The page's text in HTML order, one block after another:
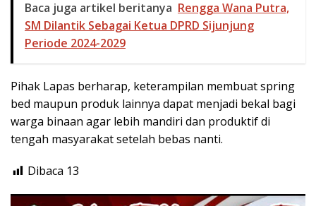
Baca juga artikel beritanya Rengga Wana Putra,
SM Dilantik Sebagai Ketua DPRD Sijunjung
Periode 2024-2029
Pihak Lapas berharap, keterampilan membuat spring
bed maupun produk lainnya dapat menjadi bekal bagi
warga binaan agar lebih mandiri dan produktif di
tengah masyarakat setelah bebas nanti.
Dibaca 13